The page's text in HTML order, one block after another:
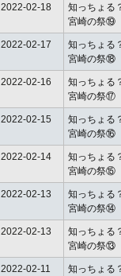
2022-02-18
知っちょる
宮崎の祭⑲
2022-02-17
知っちょる
宮崎の祭⑱
2022-02-16
知っちょる
宮崎の祭⑰
2022-02-15
知っちょる
宮崎の祭⑯
2022-02-14
知っちょる
宮崎の祭⑮
2022-02-13
知っちょる
宮崎の祭⑭
2022-02-13
知っちょる
宮崎の祭⑬
2022-02-11
知っちょる